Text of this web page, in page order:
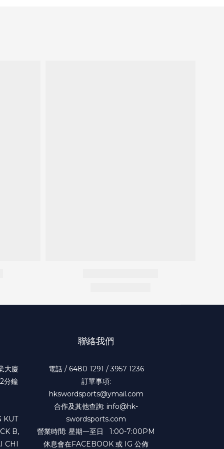
大廈
分鐘
KUT
B,
CHI
聯絡我們
電話 / 6480 1291 / 3957 1236
訂單事項:
hkswordsports@ymail.com
合作及其他查詢: info@hk-
swordsports.com
營業時間: 星期一至日 1:00-7:00PM
休息會在FACEBOOK 或 IG 公佈